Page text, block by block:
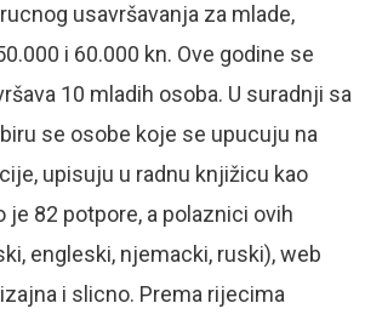
usavršavanja za mlade,
i 60.000 kn. Ove godine se
10 mladih osoba. U suradnji sa
se osobe koje se upucuju na
upisuju u radnu knjižicu kao
82 potpore, a polaznici ovih
engleski, njemacki, ruski), web
i slicno. Prema rijecima